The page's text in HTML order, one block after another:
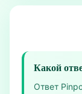
Какой
Ответ